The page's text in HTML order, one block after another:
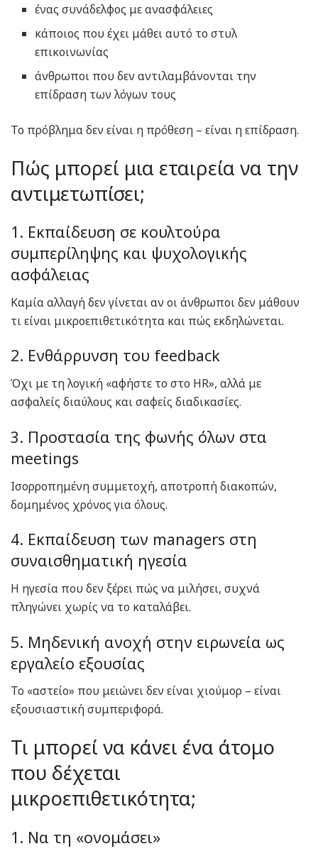
ένας συνάδελφος με ανασφάλειες
κάποιος που έχει μάθει αυτό το στυλ
επικοινωνίας
άνθρωποι που δεν αντιλαμβάνονται την
επίδραση των λόγων τους
Το πρόβλημα δεν είναι η πρόθεση – είναι η επίδραση.
Πώς μπορεί μια εταιρεία να την
αντιμετωπίσει;
1. Εκπαίδευση σε κουλτούρα
συμπερίληψης και ψυχολογικής
ασφάλειας
Καμία αλλαγή δεν γίνεται αν οι άνθρωποι δεν μάθουν
τι είναι μικροεπιθετικότητα και πώς εκδηλώνεται.
2. Ενθάρρυνση του feedback
Όχι με τη λογική «αφήστε το στο HR», αλλά με
ασφαλείς διαύλους και σαφείς διαδικασίες.
3. Προστασία της φωνής όλων στα
meetings
Ισορροπημένη συμμετοχή, αποτροπή διακοπών,
δομημένος χρόνος για όλους.
4. Εκπαίδευση των managers στη
συναισθηματική ηγεσία
Η ηγεσία που δεν ξέρει πώς να μιλήσει, συχνά
πληγώνει χωρίς να το καταλάβει.
5. Μηδενική ανοχή στην ειρωνεία ως
εργαλείο εξουσίας
Το «αστείο» που μειώνει δεν είναι χιούμορ – είναι
εξουσιαστική συμπεριφορά.
Τι μπορεί να κάνει ένα άτομο
που δέχεται
μικροεπιθετικότητα;
1. Να τη «ονομάσει»